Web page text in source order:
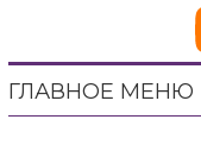
ГЛАВНОЕ МЕНЮ